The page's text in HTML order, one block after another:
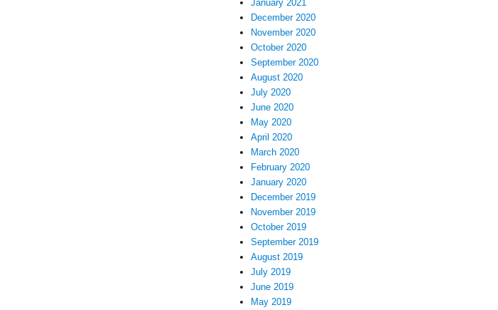
January 2021
December 2020
November 2020
October 2020
September 2020
August 2020
July 2020
June 2020
May 2020
April 2020
March 2020
February 2020
January 2020
December 2019
November 2019
October 2019
September 2019
August 2019
July 2019
June 2019
May 2019